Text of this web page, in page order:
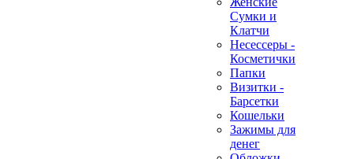
Сумки и
Клатчи
Несессеры -
Косметички
Папки
Визитки -
Барсетки
Кошельки
Зажимы для
денег